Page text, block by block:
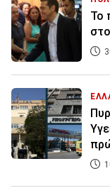
Το